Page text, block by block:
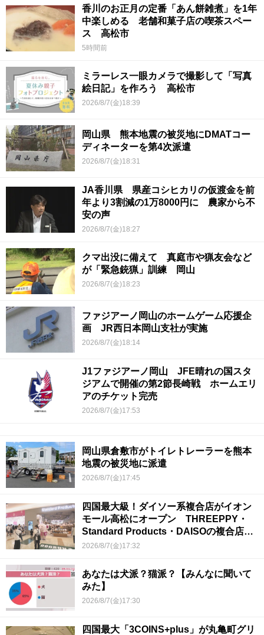
香川のお正月の定番「あん餅雑煮」を1年
中楽しめる 老舗和菓子店の喫茶スペー
ス 高松市
5時間前
ミラーレス一眼カメラで撮影して「写真
絵日記」を作ろう 高松市
2026/8/7(金)18:39
岡山県 熊本地震の被災地にDMATコー
ディネーターを第4次派遣
2026/8/7(金)18:31
JA香川県 県産コシヒカリの仮渡金を前
年より3割減の1万8000円に 農家から不
安の声
2026/8/7(金)18:27
クマ出没に備えて 真庭市や猟友会など
が「緊急銃猟」訓練 岡山
2026/8/7(金)18:23
ファジアーノ岡山のホームゲーム応援企
画 JR西日本岡山支社が実施
2026/8/7(金)18:14
J1ファジアーノ岡山 JFE晴れの国スタ
ジアムで開催の第2節長崎戦 ホームエリ
アのチケット完売
2026/8/7(金)17:53
岡山県倉敷市がトイレトレーラーを熊本
地震の被災地に派遣
2026/8/7(金)17:45
四国最大級！ダイソー系複合店がイオン
モール高松にオープン THREEPPY・
Standard Products・DAISOの複合店は
香川県初
2026/8/7(金)17:32
あなたは犬派？猫派？【みんなに聞いて
みた】
2026/8/7(金)17:30
四国最大「3COINS+plus」が丸亀町グリ